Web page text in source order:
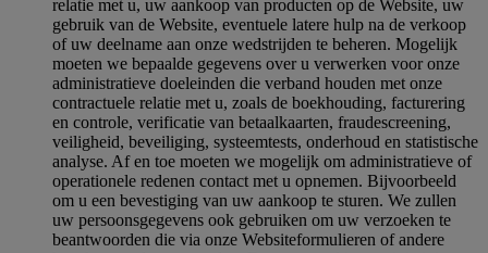
relatie met u, uw aankoop van producten op de Website, uw
gebruik van de Website, eventuele latere hulp na de verkoop
of uw deelname aan onze wedstrijden te beheren. Mogelijk
moeten we bepaalde gegevens over u verwerken voor onze
administratieve doeleinden die verband houden met onze
contractuele relatie met u, zoals de boekhouding, facturering
en controle, verificatie van betaalkaarten, fraudescreening,
veiligheid, beveiliging, systeemtests, onderhoud en statistische
analyse. Af en toe moeten we mogelijk om administratieve of
operationele redenen contact met u opnemen. Bijvoorbeeld
om u een bevestiging van uw aankoop te sturen. We zullen
uw persoonsgegevens ook gebruiken om uw verzoeken te
beantwoorden die via onze Websiteformulieren of andere